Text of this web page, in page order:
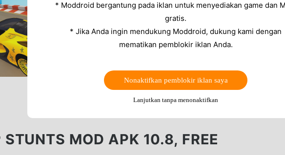
MOD APK 10.8, FREE
* Moddroid bergantung pada iklan untuk menyediakan game dan
gratis.
* Jika Anda ingin mendukung Moddroid, dukung kami dengan
mematikan pemblokir iklan Anda.
Nonaktifkan pemblokir iklan saya
Lanjutkan tanpa menonaktifkan